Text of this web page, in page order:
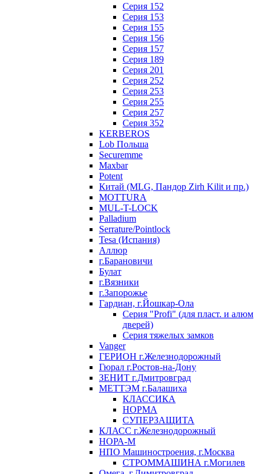
Серия 152
Серия 153
Серия 155
Серия 156
Серия 157
Серия 189
Серия 201
Серия 252
Серия 253
Серия 255
Серия 257
Серия 352
KERBEROS
Lob Польша
Securemme
Maxbar
Potent
Китай (MLG, Пандор Zirh Kilit и пр.)
MOTTURA
MUL-T-LOCK
Palladium
Serrature/Pointlock
Tesa (Испания)
Аллюр
г.Барановичи
Булат
г.Вязники
г.Запорожье
Гардиан, г.Йошкар-Ола
Серия "Profi" (для пласт. и алюм
дверей)
Серия тяжелых замков
Vanger
ГЕРИОН г.Железнодорожный
Гюрал г.Ростов-на-Дону
ЗЕНИТ г.Дмитровград
МЕТТЭМ г.Балашиха
КЛАССИКА
НОРМА
СУПЕРЗАЩИТА
КЛАСС г.Железнодорожный
НОРА-М
НПО Машиностроения, г.Москва
СТРОММАШИНА г.Могилев